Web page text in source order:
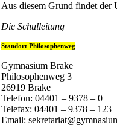
Aus diesem Grund findet der
Die Schulleitung
Standort Philosophenweg
Gymnasium Brake
Philosophenweg 3
26919 Brake
Telefon: 04401 – 9378 – 0
Telefax: 04401 – 9378 – 123
Email: